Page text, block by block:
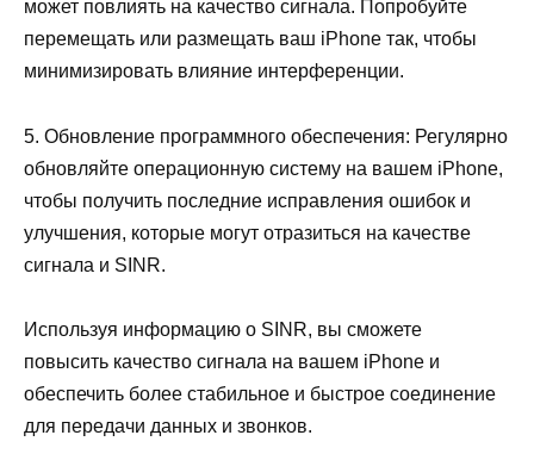
может повлиять на качество сигнала. Попробуйте
перемещать или размещать ваш iPhone так, чтобы
минимизировать влияние интерференции.
5. Обновление программного обеспечения: Регулярно
обновляйте операционную систему на вашем iPhone,
чтобы получить последние исправления ошибок и
улучшения, которые могут отразиться на качестве
сигнала и SINR.
Используя информацию о SINR, вы сможете
повысить качество сигнала на вашем iPhone и
обеспечить более стабильное и быстрое соединение
для передачи данных и звонков.